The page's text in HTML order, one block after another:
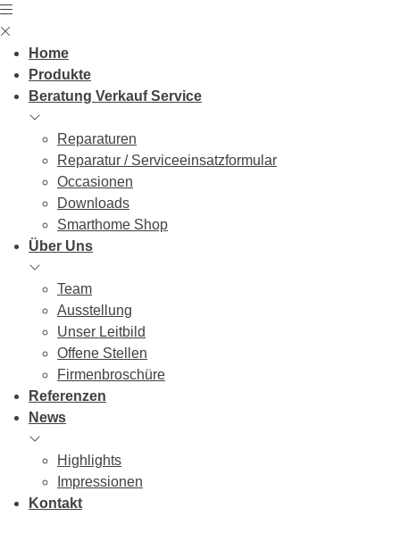
Skip
to
contentHome
Produkte
Beratung Verkauf Service
Reparaturen
Reparatur / Serviceeinsatzformular
Occasionen
Downloads
Smarthome Shop
Über Uns
Team
Ausstellung
Unser Leitbild
Offene Stellen
Firmenbroschüre
Referenzen
News
Highlights
Impressionen
Kontakt